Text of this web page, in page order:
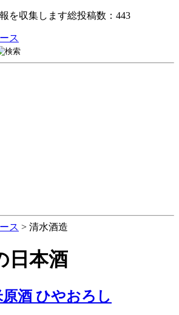
を収集します総投稿数：443
ス
ス > 清水酒造
日本酒
酒 ひやおろし